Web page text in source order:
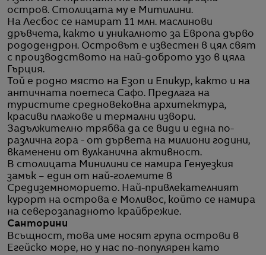
остров. Столицата му е Митилини.
На Лесбос се намират 11 млн. маслинови
дръвчета, както и уникалното за Европа дърво
рододендрон. Островът е известен в цял свят
с производството на най-доброто узо в цяла
Гърция.
Той е родно място на Езоп и Епикур, както и на
античната поетеса Сафо. Предлага на
туристите средновековна архитектура,
красиви плажове и термални извори.
Задължително трябва да се види и една по-
различна гора - от дървета на милиони години,
вкаменени от вулканична активност.
В столицата Минилини се намира Генуезкия
замък – един от най-големите в
Средиземноморието. Най-привлекателният
курорт на острова е Моливос, който се намира
на северозападното крайбрежие.
Санторини
Всъщност, това име носят група острови в
Егейско море, но у нас по-популярен като